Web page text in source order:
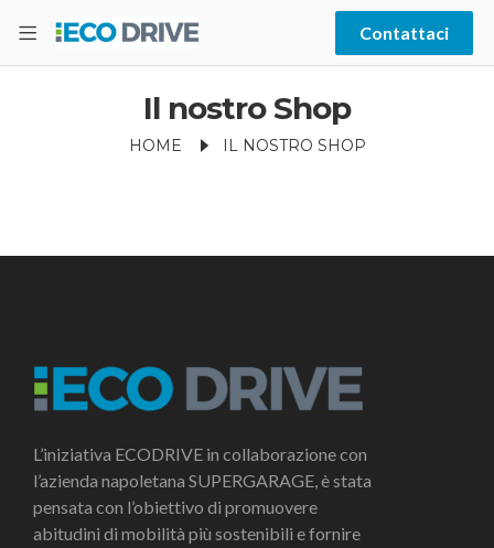
Contattaci
Il nostro Shop
HOME IL NOSTRO SHOP
L’iniziativa ECODRIVE in collaborazione con
l’azienda napoletana SUPERGARAGE, è stata
pensata con l’obiettivo di promuovere
abitudini di mobilità più sostenibili e fornire